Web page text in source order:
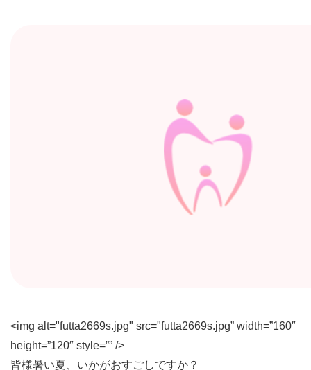
<img alt="futta2669s.jpg" src="futta2669s.jpg” width=”160″
height=”120″ style=”” />
皆様暑い夏、いかがおすごしですか？